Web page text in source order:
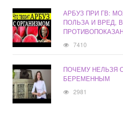
АРБУЗ ПРИ ГВ:
ПОЛЬЗА И ВРЕД,
7410
ПОЧЕМУ НЕЛЬЗЯ
БЕРЕМЕННЫМ
2981